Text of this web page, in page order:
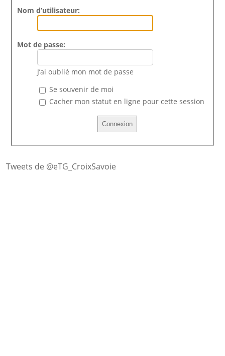
Nom d’utilisateur:
Mot de passe:
J’ai oublié mon mot de passe
Se souvenir de moi
Cacher mon statut en ligne pour cette session
Tweets de @eTG_CroixSavoie